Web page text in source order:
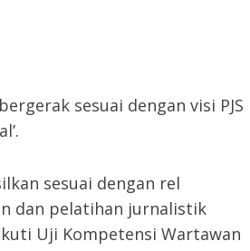
sesuai dengan visi PJS
sesuai dengan rel
dan pelatihan jurnalistik
Uji Kompetensi Wartawan